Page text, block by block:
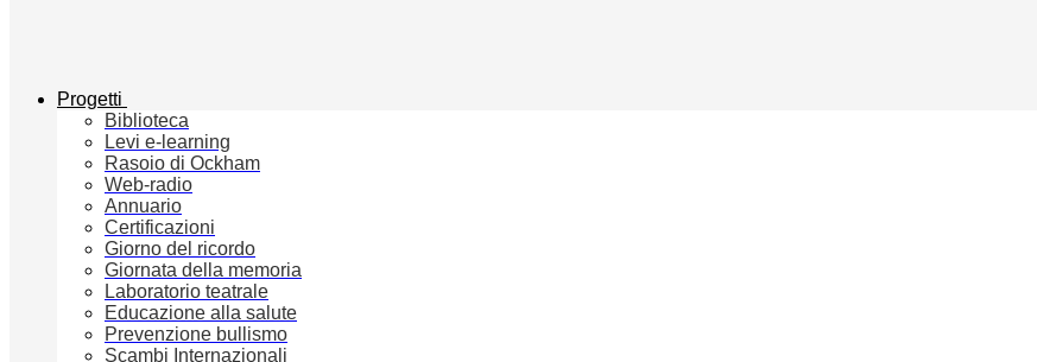
Progetti
Biblioteca
Levi e-learning
Rasoio di Ockham
Web-radio
Annuario
Certificazioni
Giorno del ricordo
Giornata della memoria
Laboratorio teatrale
Educazione alla salute
Prevenzione bullismo
Scambi Internazionali